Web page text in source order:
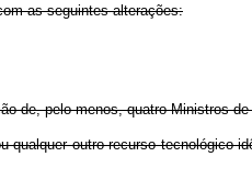
as seguintes alterações:
de, pelo menos, quatro Ministros
outro recurso tecnológico